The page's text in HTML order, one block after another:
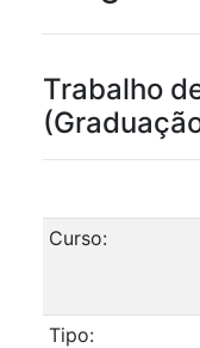
Trabalho
Curso:
Tipo: